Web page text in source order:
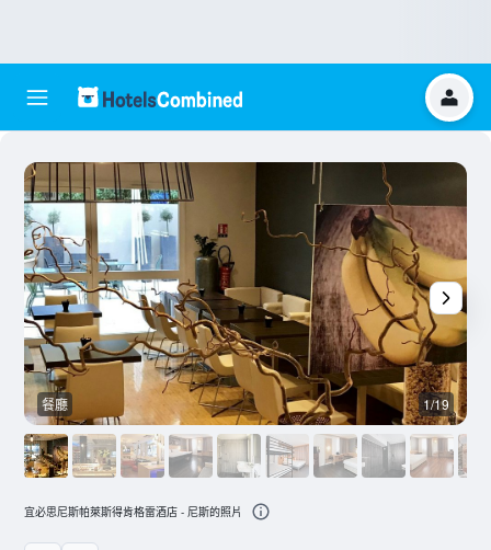
餐廳 1/19
宜必思尼斯帕萊斯得肯格雷酒店 - 尼斯的照片